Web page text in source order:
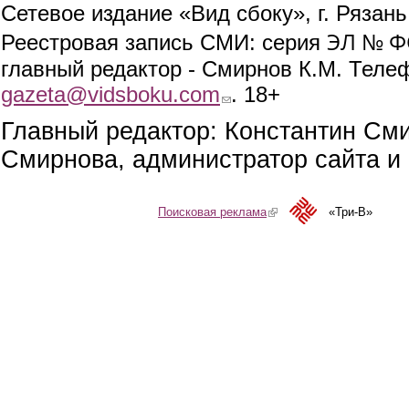
Сетевое издание «Вид сбоку», г.
Реестровая запись СМИ: серия ЭЛ №
главный редактор - Смирнов К.М.
gazeta@vidsboku.com (link sends e-mail)
. 18+
Главный редактор: Константин
Смирнова, администратор сайта
Поисковая реклама(link is external)«Три-В»